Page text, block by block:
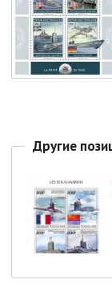
Другие